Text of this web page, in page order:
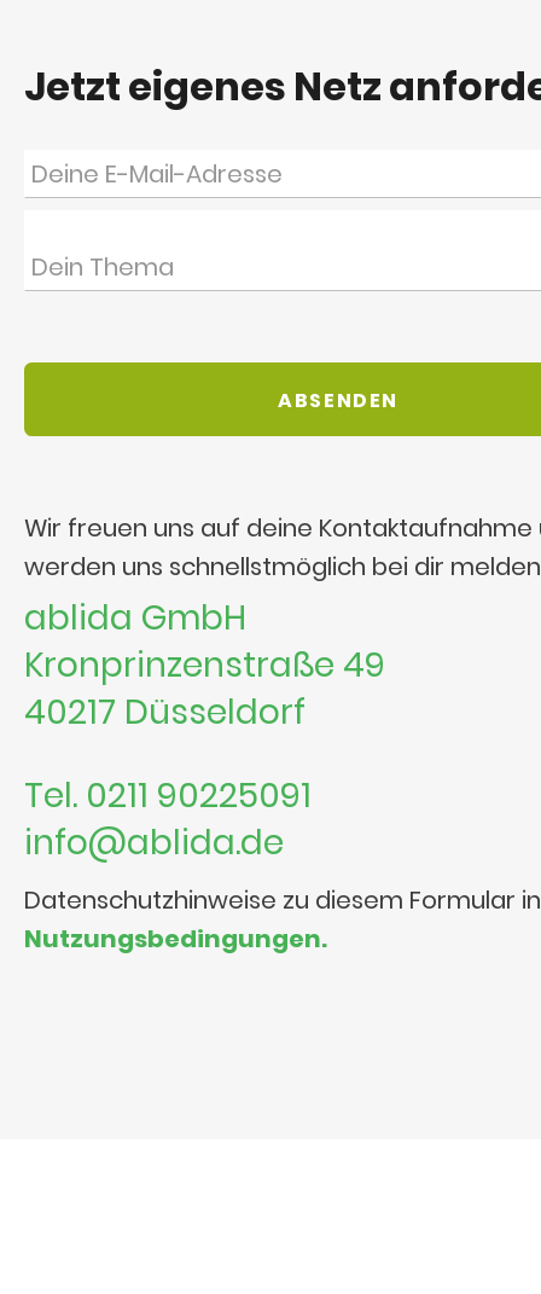
Jetzt eigenes Netz
Wir freuen uns auf deine Kontaktaufnahme
werden uns schnellstmöglich bei dir
ablida GmbH
Kronprinzenstraße 49
40217 Düsseldorf
Tel. 0211 90225091
info@ablida.de
Datenschutzhinweise zu diesem Formular
Nutzungsbedingungen.